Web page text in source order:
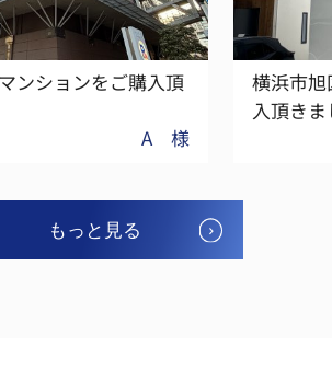
ンションをご購入頂
A 様
横浜市
入頂き
もっと見る